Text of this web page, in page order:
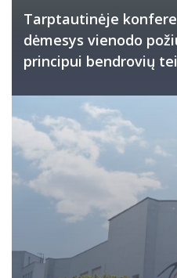
Tarptautinėje
dėmesys vienodo
principui bendrovių